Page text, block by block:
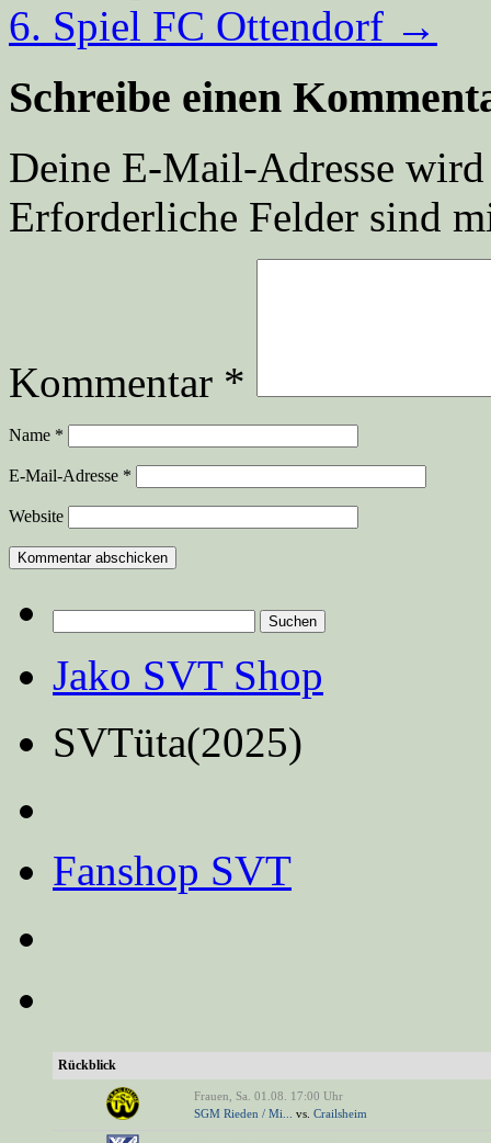
6. Spiel FC Ottendorf →
Schreibe einen
Deine E-Mail-Adresse
Erforderliche Felder sind
Kommentar *
Name *
E-Mail-Adresse *
Website
nach:
Jako SVT Shop
SVTüta(2025)
Fanshop SVT